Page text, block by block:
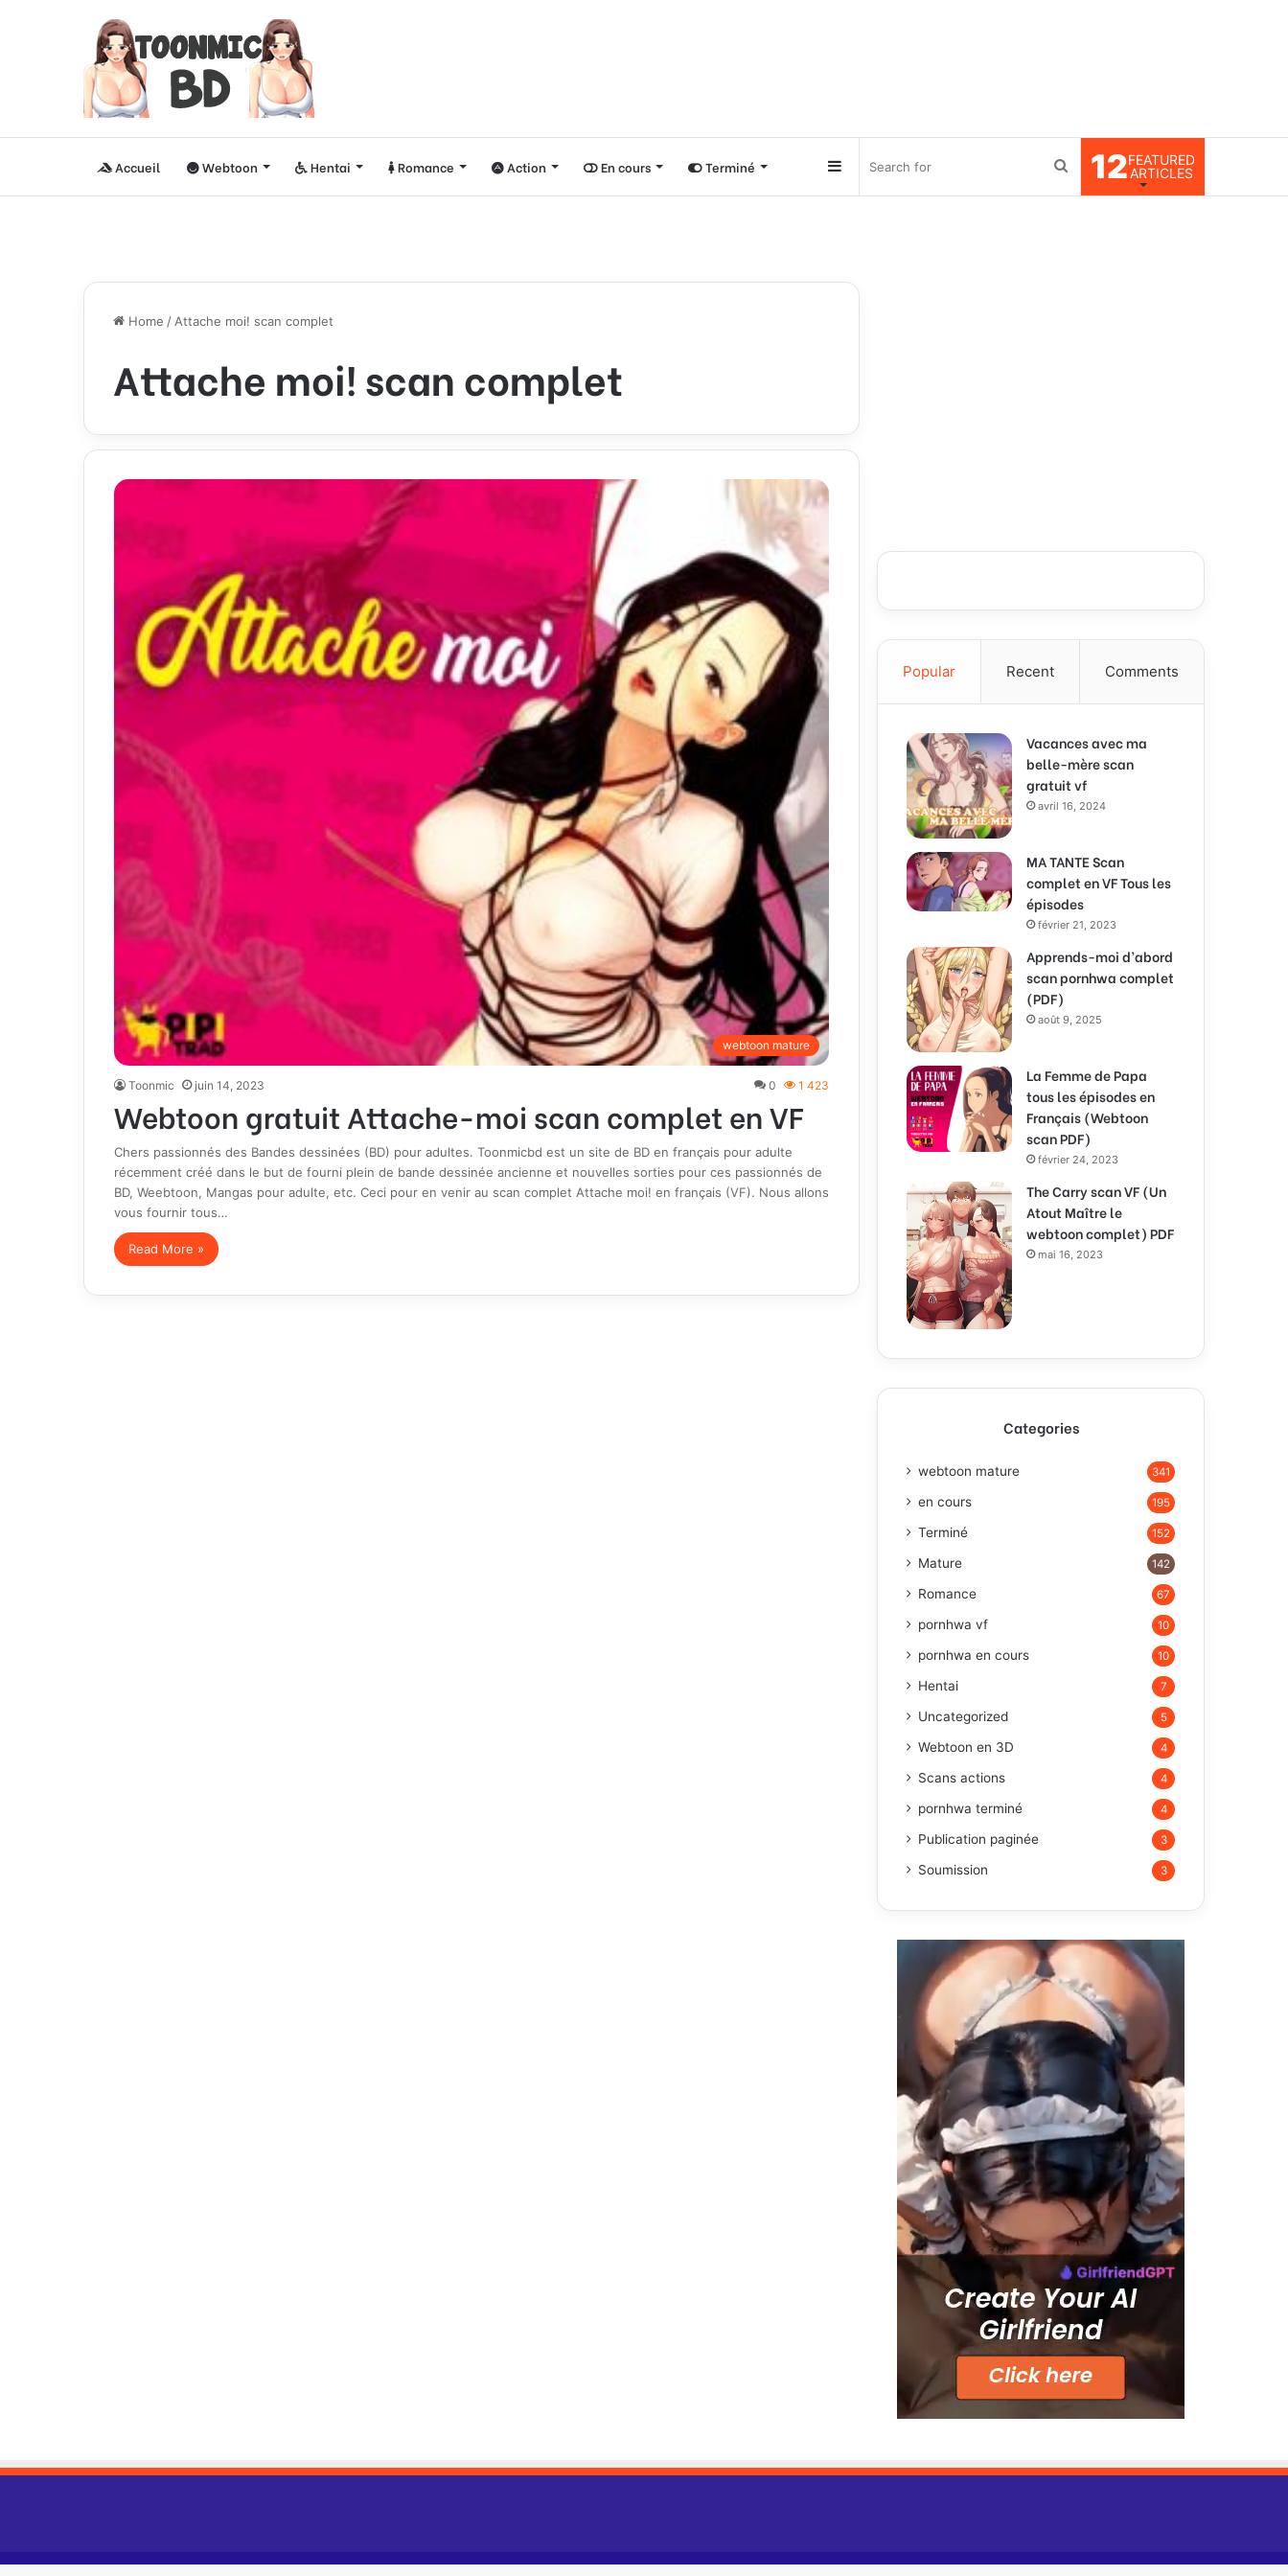
Accueil Webtoon Hentai Romance Action En cours Terminé 12FEATURED
ARTICLES
Search
Sidebar
Home / Attache moi! scan complet
Attache moi! scan complet
webtoon mature
Toonmic juin 14, 2023 0 1 423
Webtoon gratuit Attache-moi scan complet en VF
Chers passionnés des Bandes dessinées (BD) pour adultes. Toonmicbd est un site de BD en français pour adulte
récemment créé dans le but de fourni plein de bande dessinée ancienne et nouvelles sorties pour ces passionnés de
BD, Weebtoon, Mangas pour adulte, etc. Ceci pour en venir au scan complet Attache moi! en français (VF). Nous allons
vous fournir tous…
Read More »
Popular Recent Comments
Vacances avec ma
belle-mère scan
gratuit vf
avril 16, 2024
MA TANTE Scan
complet en VF Tous les
épisodes
février 21, 2023
Apprends-moi d’abord
scan pornhwa complet
(PDF)
août 9, 2025
La Femme de Papa
tous les épisodes en
Français (Webtoon
scan PDF)
février 24, 2023
The Carry scan VF (Un
Atout Maître le
webtoon complet) PDF
mai 16, 2023
Categories
webtoon mature 341
en cours 195
Terminé 152
Mature 142
Romance 67
pornhwa vf 10
pornhwa en cours 10
Hentai 7
Uncategorized 5
Webtoon en 3D 4
Scans actions 4
pornhwa terminé 4
Publication paginée 3
Soumission 3